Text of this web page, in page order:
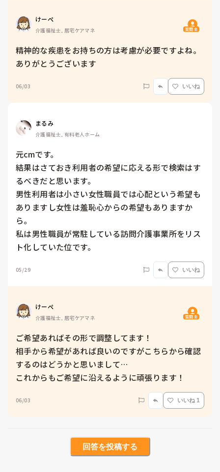
けーぺ
介護福祉士, 居宅ケアマネ 質問主
精神的な疾患をお持ちの方は考慮が必要ですよね。
ありがとうございます
06/03 いいね
まるみ
介護福祉士, 有料老人ホーム
元cmです。
結果はさておき利用者の希望に応える形で検索はす
るべきだと思います。
男性利用者は小さい女性職員では心配という希望も
ありますし女性は羞恥心からの希望もありますか
ら。
私は男性職員が常駐している訪問介護事業所をリス
ト化していた位です。
05/29 いいね
けーぺ
介護福祉士, 居宅ケアマネ 質問主
ご希望あればその形で調整してます！
相手から希望があれば良いのですがこちらから確認
するのはどうかと思いまして…
これからもご希望に沿えるように頑張ります！
06/03 いいね 1
回答を投稿する